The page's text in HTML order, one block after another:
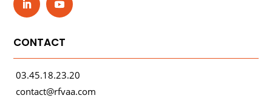
CONTACT
03.45.18.23.20
contact@rfvaa.com